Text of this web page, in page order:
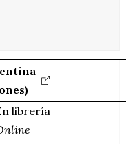
librería